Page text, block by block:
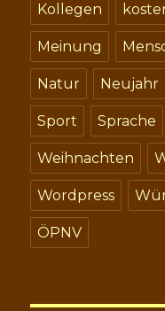
Kollegen
Meinung
Natur Neujahr
Sport Sprache
Weihnachten
Wordpress
ÖPNV